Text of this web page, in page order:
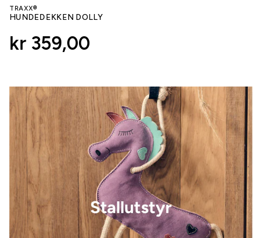
TRAXX®
HUNDEDEKKEN DOLLY
kr 359,00